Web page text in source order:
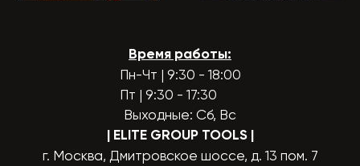
Время работы:
Пн-Чт | 9:30 - 18:00
Пт | 9:30 - 17:30
Выходные: Сб, Вс
| ELITE GROUP TOOLS |
г. Москва, Дмитровское шоссе, д. 13 пом. 7